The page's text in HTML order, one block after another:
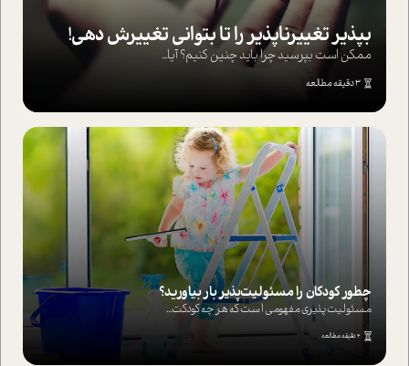
بپذير تغييرناپذير را تا بتواني تغييرش دهي!‏
ممکن است بپرسيد چرا بايد چنين کنيم؟ آيا...
3 دقیقه مطالعه
چطور کودکان را مسئولیت‌پذیر بار بیاورید؟
مسئولیت پذیری مفهومی ا ست که هر چه کودکت...
4 دقیقه مطالعه